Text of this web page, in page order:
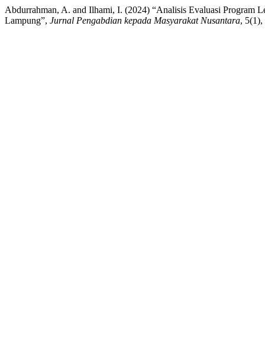
Abdurrahman, A. and Ilhami, I. (2024) “Analisis Evaluasi Program
Lampung”, Jurnal Pengabdian kepada Masyarakat Nusantara,